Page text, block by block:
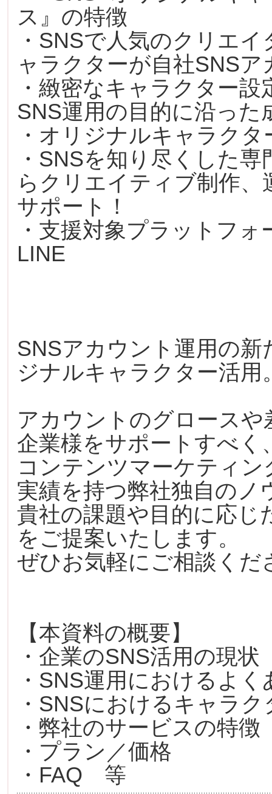
ス』の特徴
・SNSで人気のクリエ
ャラクターが自社SNSア
・緻密なキャラクター
SNS運用の目的に沿った
・オリジナルキャラク
・SNSを知り尽くした
らクリエイティブ制作
サポート！
・支援対象プラットフ
LINE
SNSアカウント運用の新
ジナルキャラクター活用
アカウントのグロース
企業様をサポートすべく
コンテンツマーケティ
実績を持つ弊社独自のノ
貴社の課題や目的に応じ
をご提案いたします。
ぜひお気軽にご相談くだ
【本資料の概要】
・企業のSNS活用の現状
・SNS運用におけるよく
・SNSにおけるキャラ
・弊社のサービスの特徴
・プラン／価格
・FAQ 等